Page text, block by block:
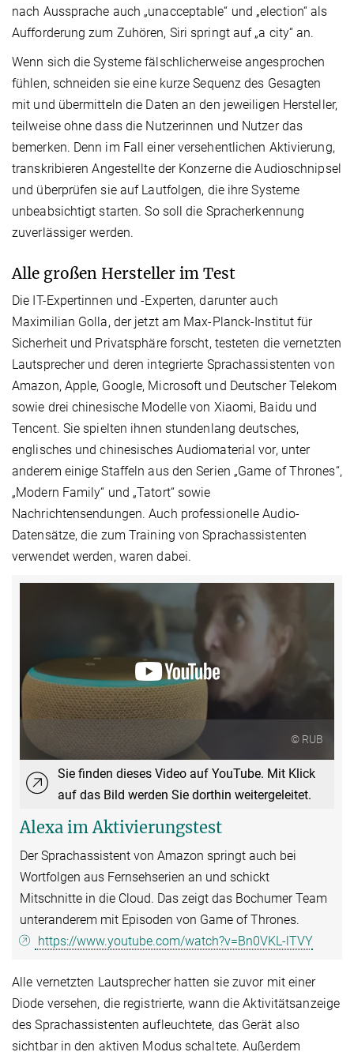
nach Aussprache auch „unacceptable“ und „election“ als
Aufforderung zum Zuhören, Siri springt auf „a city“ an.
Wenn sich die Systeme fälschlicherweise angesprochen
fühlen, schneiden sie eine kurze Sequenz des Gesagten
mit und übermitteln die Daten an den jeweiligen Hersteller,
teilweise ohne dass die Nutzerinnen und Nutzer das
bemerken. Denn im Fall einer versehentlichen Aktivierung,
transkribieren Angestellte der Konzerne die Audioschnipsel
und überprüfen sie auf Lautfolgen, die ihre Systeme
unbeabsichtigt starten. So soll die Spracherkennung
zuverlässiger werden.
Alle großen Hersteller im Test
Die IT-Expertinnen und -Experten, darunter auch
Maximilian Golla, der jetzt am Max-Planck-Institut für
Sicherheit und Privatsphäre forscht, testeten die vernetzten
Lautsprecher und deren integrierte Sprachassistenten von
Amazon, Apple, Google, Microsoft und Deutscher Telekom
sowie drei chinesische Modelle von Xiaomi, Baidu und
Tencent. Sie spielten ihnen stundenlang deutsches,
englisches und chinesisches Audiomaterial vor, unter
anderem einige Staffeln aus den Serien „Game of Thrones“,
„Modern Family“ und „Tatort“ sowie
Nachrichtensendungen. Auch professionelle Audio-
Datensätze, die zum Training von Sprachassistenten
verwendet werden, waren dabei.
© RUB
Sie finden dieses Video auf YouTube. Mit Klick
auf das Bild werden Sie dorthin weitergeleitet.
Alexa im Aktivierungstest
Der Sprachassistent von Amazon springt auch bei
Wortfolgen aus Fernsehserien an und schickt
Mitschnitte in die Cloud. Das zeigt das Bochumer Team
unteranderem mit Episoden von Game of Thrones.
https://www.youtube.com/watch?v=Bn0VKL-lTVY
Alle vernetzten Lautsprecher hatten sie zuvor mit einer
Diode versehen, die registrierte, wann die Aktivitätsanzeige
des Sprachassistenten aufleuchtete, das Gerät also
sichtbar in den aktiven Modus schaltete. Außerdem